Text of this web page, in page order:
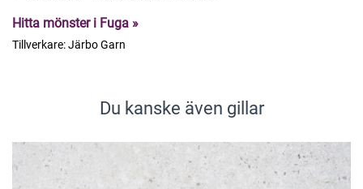
Hitta mönster i Fuga »
Tillverkare:Järbo Garn
Du kanske även gillar